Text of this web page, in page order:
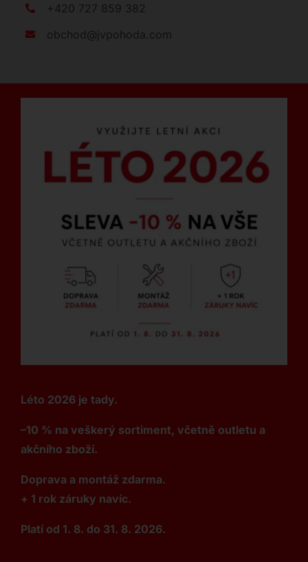
+420 727 859 382
obchod@jvpohoda.com
Léto 2026 je tady.
–10 % na veškerý sortiment, včetně outletu a
akčního zboží.
Doprava a montáž zdarma.
+ 1 rok záruky navíc.
Platí od 1. 8. do 31. 8. 2026.